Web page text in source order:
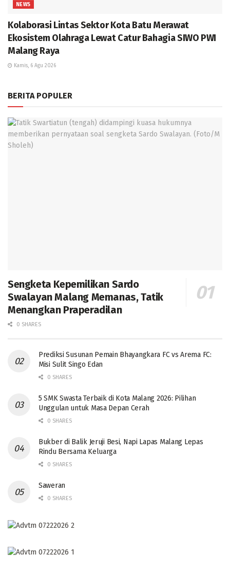
NEWS
Kolaborasi Lintas Sektor Kota Batu Merawat
Ekosistem Olahraga Lewat Catur Bahagia SIWO PWI
Malang Raya
Kamis, 6 Agu 2026
BERITA POPULER
Sengketa Kepemilikan Sardo
Swalayan Malang Memanas, Tatik
Menangkan Praperadilan
0 SHARES
Prediksi Susunan Pemain Bhayangkara FC vs Arema FC:
Misi Sulit Singo Edan
0 SHARES
5 SMK Swasta Terbaik di Kota Malang 2026: Pilihan
Unggulan untuk Masa Depan Cerah
0 SHARES
Bukber di Balik Jeruji Besi, Napi Lapas Malang Lepas
Rindu Bersama Keluarga
0 SHARES
Saweran
0 SHARES